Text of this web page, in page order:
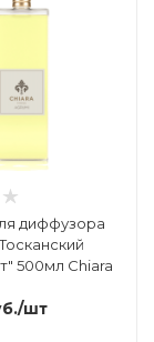
диффузора
500мл Chiara
/шт